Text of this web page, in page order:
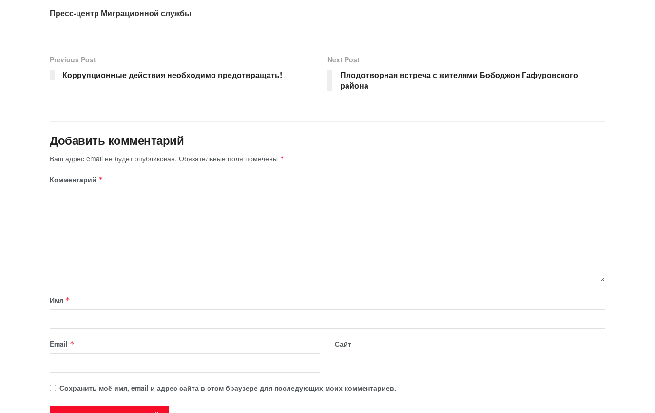
Пресс-центр Миграционной службы
Previous Post
Коррупционные действия необходимо предотвращать!
Next Post
Плодотворная встреча с жителями Бободжон Гафуровского
района
Добавить комментарий
Ваш адрес email не будет опубликован. Обязательные поля помечены *
Комментарий *
Имя *
Email * Сайт
Сохранить моё имя, email и адрес сайта в этом браузере для последующих моих комментариев.